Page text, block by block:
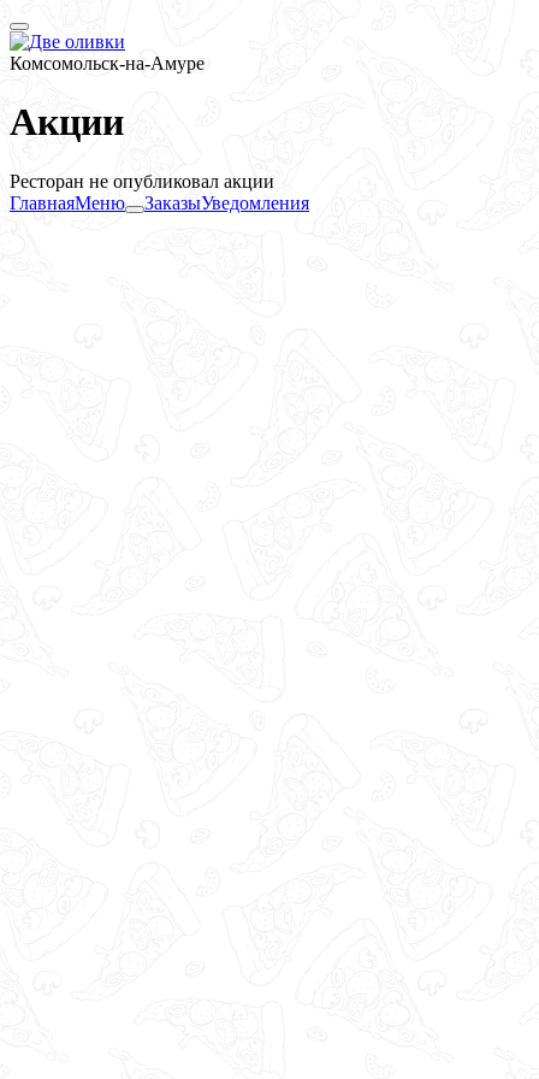
Комсомольск-на-Амуре
Акции
Ресторан не опубликовал акции
ГлавнаяМеню ЗаказыУведомления